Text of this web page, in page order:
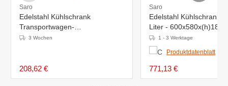
Saro
Edelstahl Kühlschrank
Transportwagen-
690x690x1820(h)mm
3 Wochen
208,62 €
Saro
Edelstahl Kühlschrank -
Liter -
1 - 3 Werktage
Produktdatenblatt
771,13 €